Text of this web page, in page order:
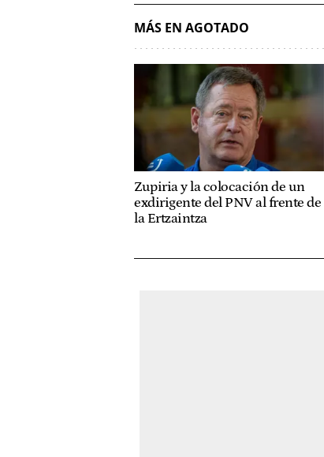
MÁS EN AGOTADO
Zupiria y la colocación de un
exdirigente del PNV al frente de
la Ertzaintza